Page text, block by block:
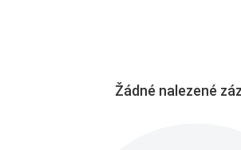
Žádné nalezené